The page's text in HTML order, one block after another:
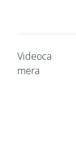
Videoca
mera